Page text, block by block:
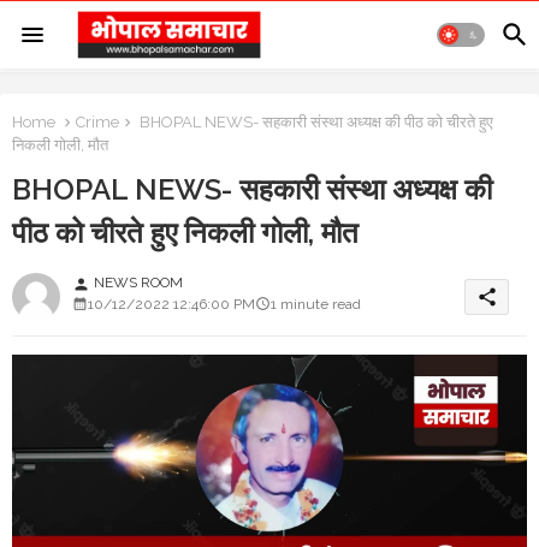
Home Crime
BHOPAL NEWS- सहकारी संस्था अध्यक्ष की पीठ को चीरते हुए
निकली गोली, मौत
BHOPAL NEWS- सहकारी संस्था अध्यक्ष की
पीठ को चीरते हुए निकली गोली, मौत
person NEWS ROOM
10/12/2022 12:46:00 PM
1 minute read share